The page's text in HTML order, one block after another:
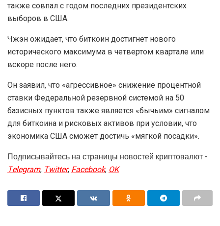
также совпал с годом последних президентских
выборов в США.
Чжэн ожидает, что биткоин достигнет нового
исторического максимума в четвертом квартале или
вскоре после него.
Он заявил, что «агрессивное» снижение процентной
ставки Федеральной резервной системой на 50
базисных пунктов также является «бычьим» сигналом
для биткоина и рисковых активов при условии, что
экономика США сможет достичь «мягкой посадки».
Подписывайтесь на страницы новостей криптовалют -
Telegram,Twitter,Facebook,OK